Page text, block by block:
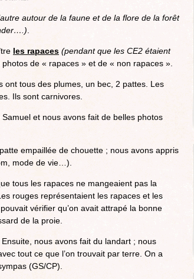
autour de la faune et de la flore de la forêt
les rapaces (pendant que les CE2 étaient
de « rapaces » et de « non rapaces ».
ont tous des plumes, un bec, 2 pattes. Les
Ils sont carnivores.
et nous avons fait de belles photos
empaillée de chouette ; nous avons appris
mode de vie…).
tous les rapaces ne mangeaient pas la
rouges représentaient les rapaces et les
vérifier qu’on avait attrapé la bonne
de la proie.
nous avons fait du landart ; nous
tout ce que l’on trouvait par terre. On a
(GS/CP).